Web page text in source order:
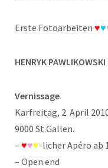
Erste Fotoarbeiten ♥♥
HENRYK PAWLIKOWSKI
Vernissage
Karfreitag, 2. April
9000 St.Gallen.
– ♥♥♥-licher Apéro ab
– Open end